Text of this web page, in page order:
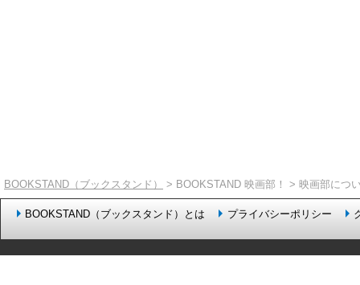
BOOKSTAND（ブックスタンド） > BOOKSTAND 映画部！ > 映画部につ
BOOKSTAND（ブックスタンド）とは プライバシーポリシー